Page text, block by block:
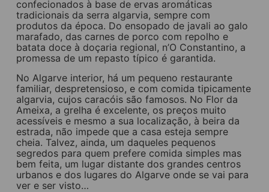
confecionados à base de ervas aromáticas
tradicionais da serra algarvia, sempre com
produtos da época. Do ensopado de javali ao galo
marafado, das carnes de porco com repolho e
batata doce à doçaria regional, n’O Constantino, a
promessa de um repasto típico é garantida.
No Algarve interior, há um pequeno restaurante
familiar, despretensioso, e com comida tipicamente
algarvia, cujos caracóis são famosos. No Flor da
Ameixa, a grelha é excelente, os preços muito
acessíveis e mesmo a sua localização, à beira da
estrada, não impede que a casa esteja sempre
cheia. Talvez, ainda, um daqueles pequenos
segredos para quem prefere comida simples mas
bem feita, um lugar distante dos grandes centros
urbanos e dos lugares do Algarve onde se vai para
ver e ser visto…